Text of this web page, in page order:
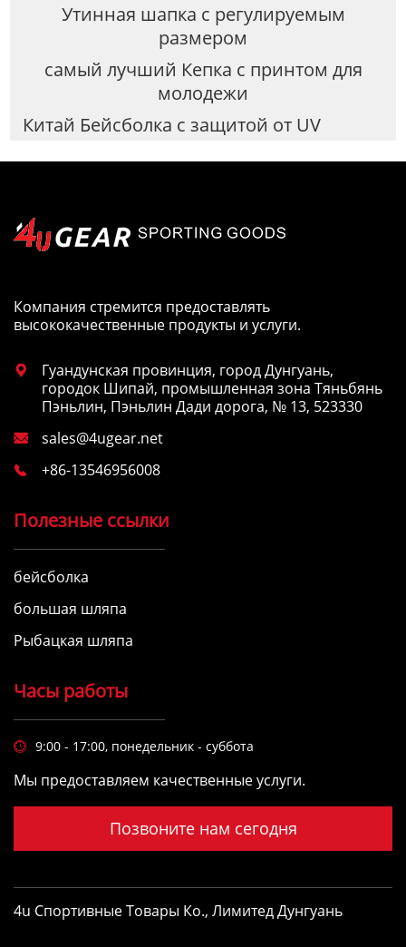
Утинная шапка с регулируемым
размером
самый лучший Кепка с принтом для
молодежи
Китай Бейсболка с защитой от UV
Компания стремится предоставлять
высококачественные продукты и услуги.

Гуандунская провинция, город Дунгуань,
городок Шипай, промышленная зона Тяньбянь
Пэньлин, Пэньлин Дади дорога, № 13, 523330
 sales@4ugear.net
 +86-13546956008
Полезные ссылки
бейсболка
большая шляпа
Рыбацкая шляпа
Часы работы
 9:00 - 17:00, понедельник - суббота
Мы предоставляем качественные услуги.
Позвоните нам сегодня
4u Спортивные Товары Ко., Лимитед Дунгуань